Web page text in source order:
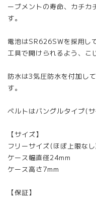
ーブメントの寿命、カチカ
す。
電池はSR626SWを採用し
工具で開けられるよう、こ
防水は3気圧防水を付加し
す。
ベルトはバングルタイプ(
【サイズ】
フリーサイズ(ほぼ上限な
ケース幅直径24mm
ケース高さ7mm
【保証】